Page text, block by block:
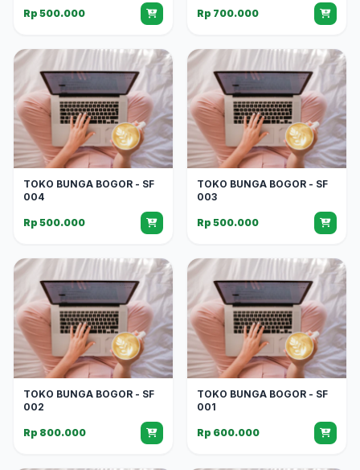
Rp 500.000 Rp 700.000
TOKO BUNGA BOGOR - SF
004
Rp 500.000
TOKO BUNGA BOGOR - SF
003
Rp 500.000
TOKO BUNGA BOGOR - SF
002
Rp 800.000
TOKO BUNGA BOGOR - SF
001
Rp 600.000